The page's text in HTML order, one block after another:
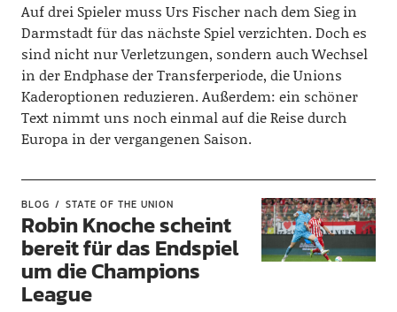
Auf drei Spieler muss Urs Fischer nach dem Sieg in
Darmstadt für das nächste Spiel verzichten. Doch es
sind nicht nur Verletzungen, sondern auch Wechsel
in der Endphase der Transferperiode, die Unions
Kaderoptionen reduzieren. Außerdem: ein schöner
Text nimmt uns noch einmal auf die Reise durch
Europa in der vergangenen Saison.
BLOG STATE OF THE UNION
Robin Knoche scheint
bereit für das Endspiel
um die Champions
League